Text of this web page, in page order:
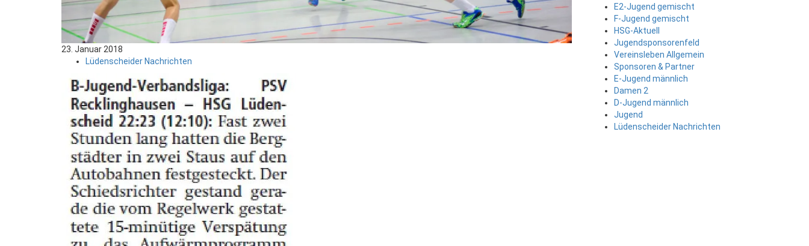
23. Januar 2018
Lüdenscheider Nachrichten
E2-Jugend gemischt
F-Jugend gemischt
HSG-Aktuell
Jugendsponsorenfeld
Vereinsleben Allgemein
Sponsoren & Partner
E-Jugend männlich
Damen 2
D-Jugend männlich
Jugend
Lüdenscheider Nachrichten